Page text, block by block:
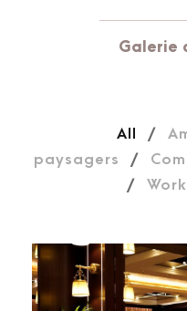
Galerie
All /
paysagers
/
/